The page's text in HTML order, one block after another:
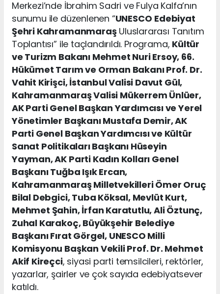
Merkezi’nde İbrahim Sadri ve Fulya Kalfa’nın
sunumu ile düzenlenen “UNESCO Edebiyat
Şehri KahramanmaraşUluslararası Tanıtım
Toplantısı” ile taçlandırıldı. Programa, Kültür
ve Turizm Bakanı Mehmet Nuri Ersoy, 66.
Hükümet Tarım ve Orman Bakanı Prof. Dr.
Vahit Kirişci, İstanbul Valisi Davut Gül,
Kahramanmaraş Valisi Mükerrem Ünlüer,
AK Parti Genel Başkan Yardımcısı ve Yerel
Yönetimler Başkanı Mustafa Demir, AK
Parti Genel Başkan Yardımcısı ve Kültür
Sanat Politikaları Başkanı Hüseyin
Yayman, AK Parti Kadın Kolları Genel
Başkanı Tuğba Işık Ercan,
Kahramanmaraş Milletvekilleri Ömer Oruç
Bilal Debgici, Tuba Köksal, Mevlüt Kurt,
Mehmet Şahin, İrfan Karatutlu, Ali Öztunç,
Zuhal Karakoç, Büyükşehir Belediye
Başkanı Fırat Görgel, UNESCO Milli
Komisyonu Başkan Vekili Prof. Dr. Mehmet
Akif Kireçci, siyasi parti temsilcileri, rektörler,
yazarlar, şairler ve çok sayıda edebiyatsever
katıldı.